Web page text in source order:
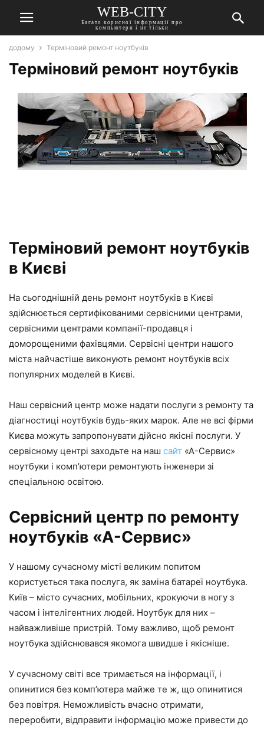
WEB-CITY
Багато корисної інформації про
компьютери і не тільки
додому Терміновий ремонт ноутбуків
Терміновий ремонт ноутбуків
Терміновий ремонт ноутбуків
в Києві
На сьогоднішній день ремонт ноутбуків в Києві
здійснюється сертифікованими сервісними центрами,
сервісними центрами компанії-продавця і
доморощеними фахівцями. Сервісні центри нашого
міста найчастіше виконують ремонт ноутбуків всіх
популярних моделей в Києві.
Наш сервісний центр може надати послуги з ремонту та
діагностиці ноутбуків будь-яких марок. Але не всі фірми
Києва можуть запропонувати дійсно якісні послуги. У
сервісному центрі заходьте на наш сайт «А-Сервис»
ноутбуки і комп’ютери ремонтують інженери зі
спеціальною освітою.
Сервісний центр по ремонту
ноутбуків «А-Сервис»
У нашому сучасному місті великим попитом
користується така послуга, як заміна батареї ноутбука.
Київ – місто сучасних, мобільних, крокуючи в ногу з
часом і інтелігентних людей. Ноутбук для них –
найважливіше пристрій. Тому важливо, щоб ремонт
ноутбука здійснювався якомога швидше і якісніше.
У сучасному світі все тримається на інформації, і
опинитися без комп’ютера майже те ж, що опинитися
без повітря. Неможливість вчасно отримати,
переробити, відправити інформацію може привести до